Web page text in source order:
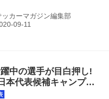
ッカーマガジン編集部
中の選手が目白押し!
本代表候補キャンプ参
バー発表